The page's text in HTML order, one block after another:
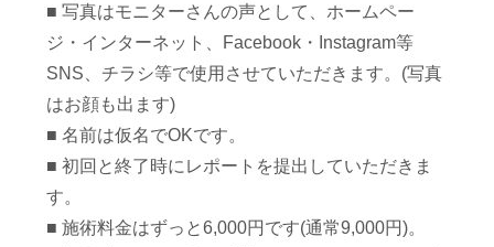
■ 写真はモニターさんの声として、ホームペー
ジ・インターネット、Facebook・Instagram等
SNS、チラシ等で使用させていただきます。(写真
はお顔も出ます)
■ 名前は仮名でOKです。
■ 初回と終了時にレポートを提出していただきま
す。
■ 施術料金はずっと6,000円です(通常9,000円)。